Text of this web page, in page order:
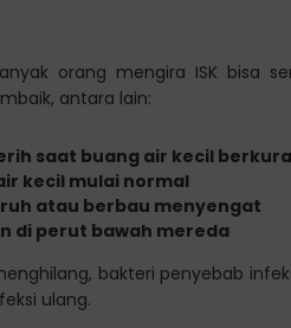
orang mengira ISK bisa
antara lain:
saat buang air kecil
kecil mulai normal
atau berbau menyengat
di perut bawah mereda
bakteri penyebab
ulang.